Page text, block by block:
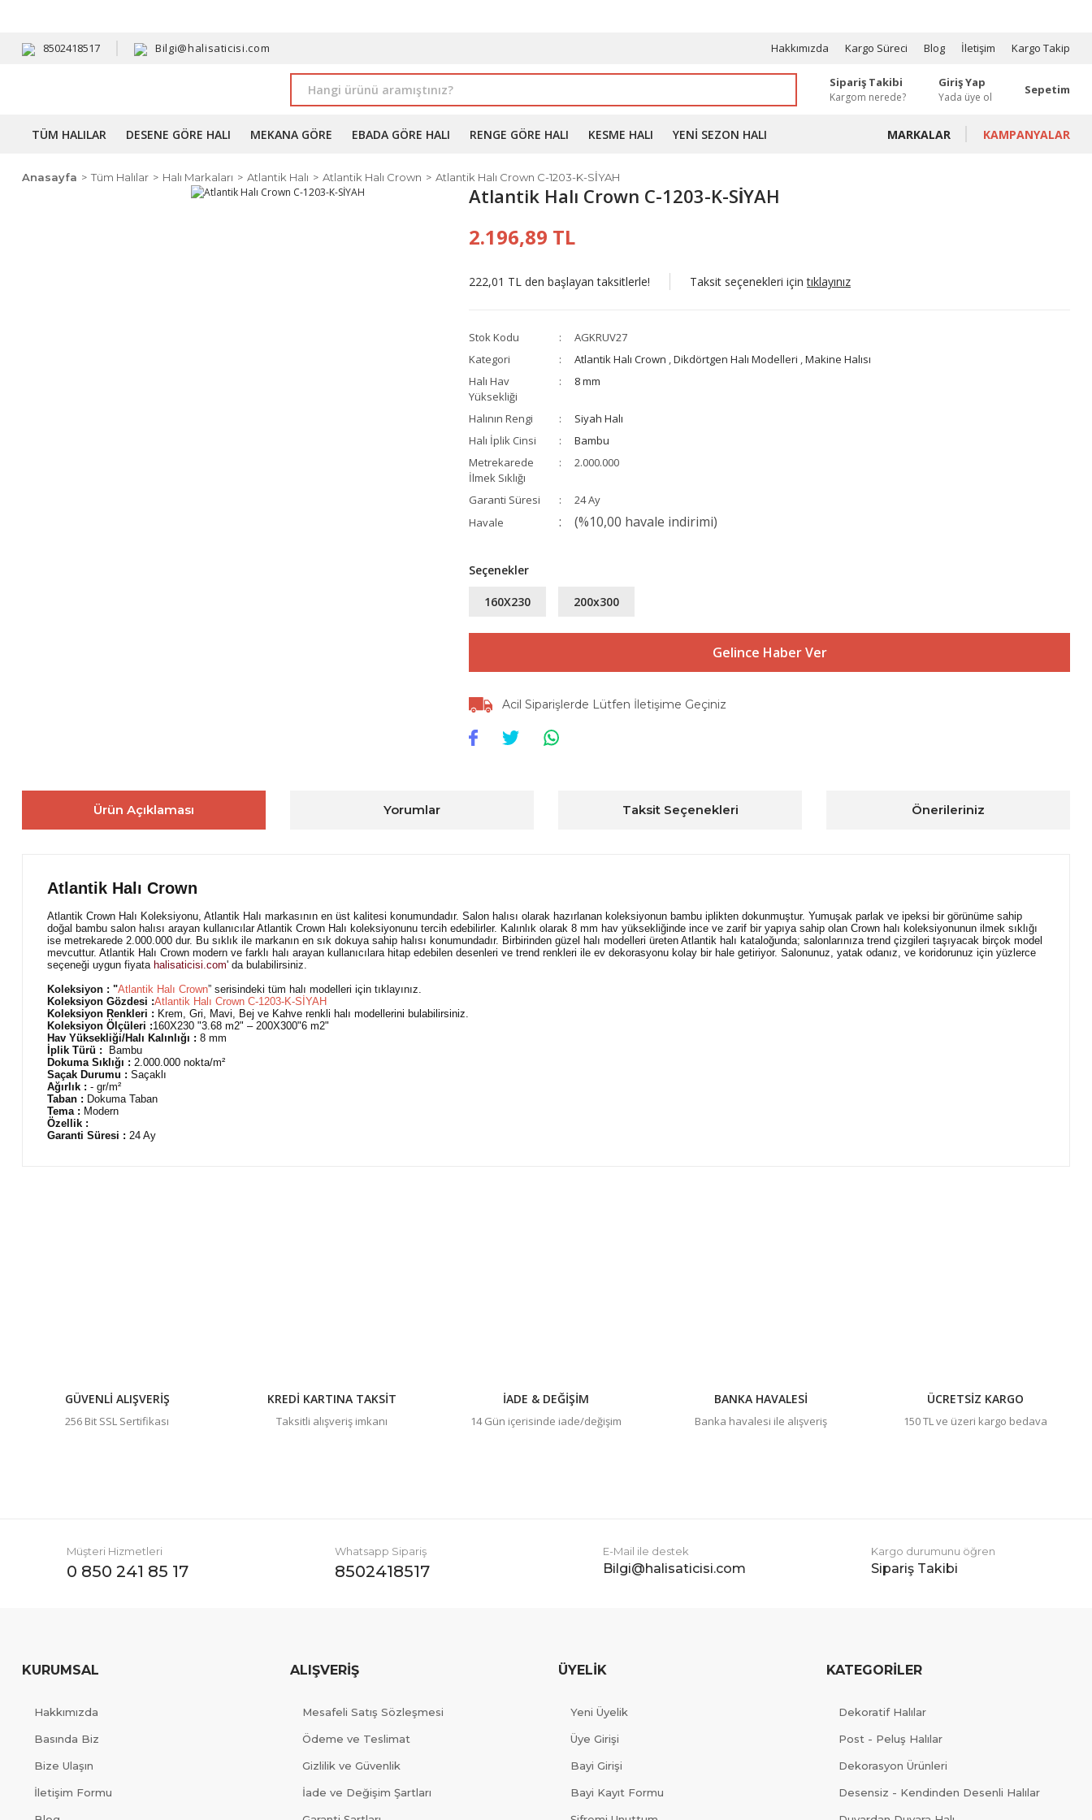
8502418517 Bilgi@halisaticisi.com Hakkımızda Kargo Süreci Blog İletişim Kargo Takip
Sipariş Takibi
Kargom nerede?
Giriş Yap
Yada üye ol
Sepetim
TÜM HALILAR DESENE GÖRE HALI MEKANA GÖRE EBADA GÖRE HALI RENGE GÖRE HALI KESME HALI YENI SEZON HALI MARKALAR KAMPANYALAR
Anasayfa Tüm Halılar Halı Markaları Atlantik Halı Atlantik Halı Crown Atlantik Halı Crown C-1203-K-SİYAH
Atlantik Halı Crown C-1203-K-SİYAH
2.196,89 TL
222,01 TL den başlayan taksitlerle! Taksit seçenekleri içintıklayınız
Stok Kodu
AGKRUV27
Kategori
Atlantik Halı Crown ,Dikdörtgen Halı Modelleri ,Makine Halısı
Halı Hav
Yüksekliği
8 mm
Halının Rengi
Siyah Halı
Halı İplik Cinsi
Bambu
Metrekarede
İlmek Sıklığı
2.000.000
Garanti Süresi
24 Ay
Havale
(%10,00 havale indirimi)
Seçenekler
160X230 200x300
Gelince Haber Ver
Acil Siparişlerde Lütfen İletişime Geçiniz
Ürün Açıklaması Yorumlar Taksit Seçenekleri Önerileriniz
Atlantik Halı Crown
Atlantik Crown Halı Koleksiyonu, Atlantik Halı markasının en üst kalitesi konumundadır. Salon halısı olarak hazırlanan koleksiyonun bambu iplikten dokunmuştur. Yumuşak parlak ve ipeksi bir görünüme sahip
doğal bambu salon halısı arayan kullanıcılar Atlantik Crown Halı koleksiyonunu tercih edebilirler. Kalınlık olarak 8 mm hav yüksekliğinde ince ve zarif bir yapıya sahip olan Crown halı koleksiyonunun ilmek sıklığı
ise metrekarede 2.000.000 dur. Bu sıklık ile markanın en sık dokuya sahip halısı konumundadır. Birbirinden güzel halı modelleri üreten Atlantik halı kataloğunda; salonlarınıza trend çizgileri taşıyacak birçok model
mevcuttur. Atlantik Halı Crown modern ve farklı halı arayan kullanıcılara hitap edebilen desenleri ve trend renkleri ile ev dekorasyonu kolay bir hale getiriyor. Salonunuz, yatak odanız, ve koridorunuz için yüzlerce
seçeneği uygun fiyata halisaticisi.com' da bulabilirsiniz.
Koleksiyon : "Atlantik Halı Crown” serisindeki tüm halı modelleri için tıklayınız.
Koleksiyon Gözdesi :Atlantik Halı Crown C-1203-K-SİYAH
Koleksiyon Renkleri : Krem, Gri, Mavi, Bej ve Kahve renkli halı modellerini bulabilirsiniz.
Koleksiyon Ölçüleri :160X230 "3.68 m2" – 200X300"6 m2"
Hav Yüksekliği/Halı Kalınlığı : 8 mm
İplik Türü : Bambu
Dokuma Sıklığı : 2.000.000 nokta/m²
Saçak Durumu : Saçaklı
Ağırlık : - gr/m²
Taban : Dokuma Taban
Tema : Modern
Özellik :
Garanti Süresi : 24 Ay
GÜVENLİ ALIŞVERİŞ
256 Bit SSL Sertifikası
KREDİ KARTINA TAKSİT
Taksitli alışveriş imkanı
İADE & DEĞİŞİM
14 Gün içerisinde iade/değişim
BANKA HAVALESİ
Banka havalesi ile alışveriş
ÜCRETSİZ KARGO
150 TL ve üzeri kargo bedava
Müşteri Hizmetleri
0 850 241 85 17
Whatsapp Sipariş
8502418517
E-Mail ile destek
Bilgi@halisaticisi.com
Kargo durumunu öğren
Sipariş Takibi
KURUMSAL
Hakkımızda
Basında Biz
Bize Ulaşın
İletişim Formu
ALIŞVERİŞ
Mesafeli Satış Sözleşmesi
Ödeme ve Teslimat
Gizlilik ve Güvenlik
İade ve Değişim Şartları
ÜYELİK
Yeni Üyelik
Üye Girişi
Bayi Girişi
Bayi Kayıt Formu
KATEGORİLER
Dekoratif Halılar
Post - Peluş Halılar
Dekorasyon Ürünleri
Desensiz - Kendinden Desenli Halılar